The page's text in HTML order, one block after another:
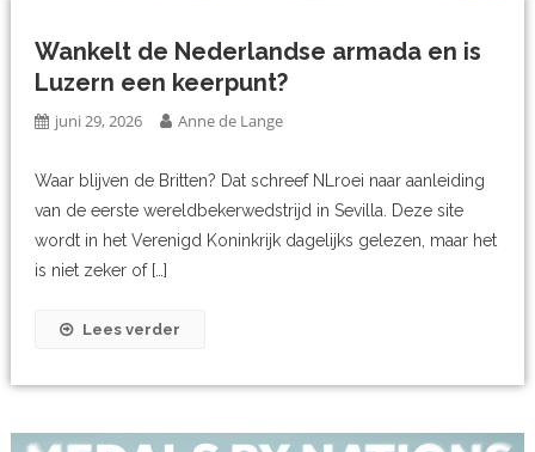
Wankelt de Nederlandse armada en is
Luzern een keerpunt?
juni 29, 2026 Anne de Lange
Waar blijven de Britten? Dat schreef NLroei naar aanleiding
van de eerste wereldbekerwedstrijd in Sevilla. Deze site
wordt in het Verenigd Koninkrijk dagelijks gelezen, maar het
is niet zeker of […]
Lees verder